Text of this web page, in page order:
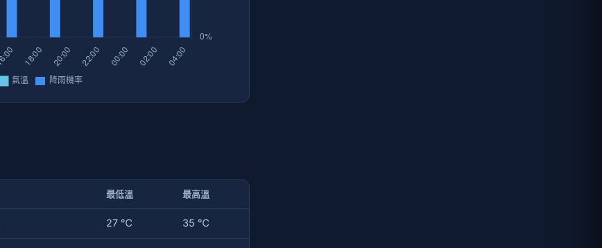
最低溫 最高溫
27 ℃ 35 ℃